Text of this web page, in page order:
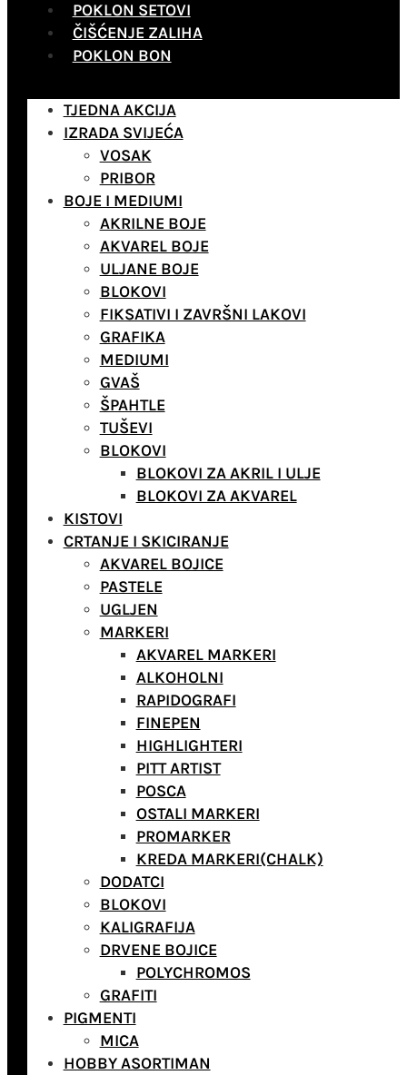
POKLON SETOVI
ČIŠĆENJE ZALIHA
POKLON BON
TJEDNA AKCIJA
IZRADA SVIJEĆA
VOSAK
PRIBOR
BOJE I MEDIUMI
AKRILNE BOJE
AKVAREL BOJE
ULJANE BOJE
BLOKOVI
FIKSATIVI I ZAVRŠNI LAKOVI
GRAFIKA
MEDIUMI
GVAŠ
ŠPAHTLE
TUŠEVI
BLOKOVI
BLOKOVI ZA AKRIL I ULJE
BLOKOVI ZA AKVAREL
KISTOVI
CRTANJE I SKICIRANJE
AKVAREL BOJICE
PASTELE
UGLJEN
MARKERI
AKVAREL MARKERI
ALKOHOLNI
RAPIDOGRAFI
FINEPEN
HIGHLIGHTERI
PITT ARTIST
POSCA
OSTALI MARKERI
PROMARKER
KREDA MARKERI(CHALK)
DODATCI
BLOKOVI
KALIGRAFIJA
DRVENE BOJICE
POLYCHROMOS
GRAFITI
PIGMENTI
MICA
HOBBY ASORTIMAN